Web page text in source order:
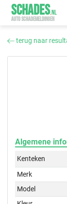
SCHADES.NL
AUTO SCHADEMELDINGEN
terug naar
Algemene
Kenteken
Merk
Model